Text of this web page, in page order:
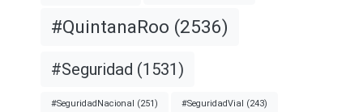
#QuintanaRoo (2536)
#Seguridad (1531)
#SeguridadNacional (251) #SeguridadVial (243)